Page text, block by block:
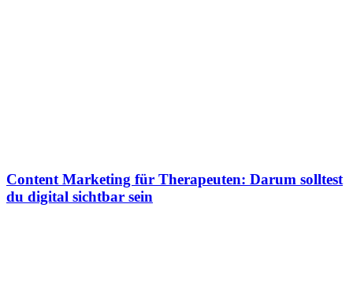
Content Marketing für Therapeuten: Darum solltest
du digital sichtbar sein